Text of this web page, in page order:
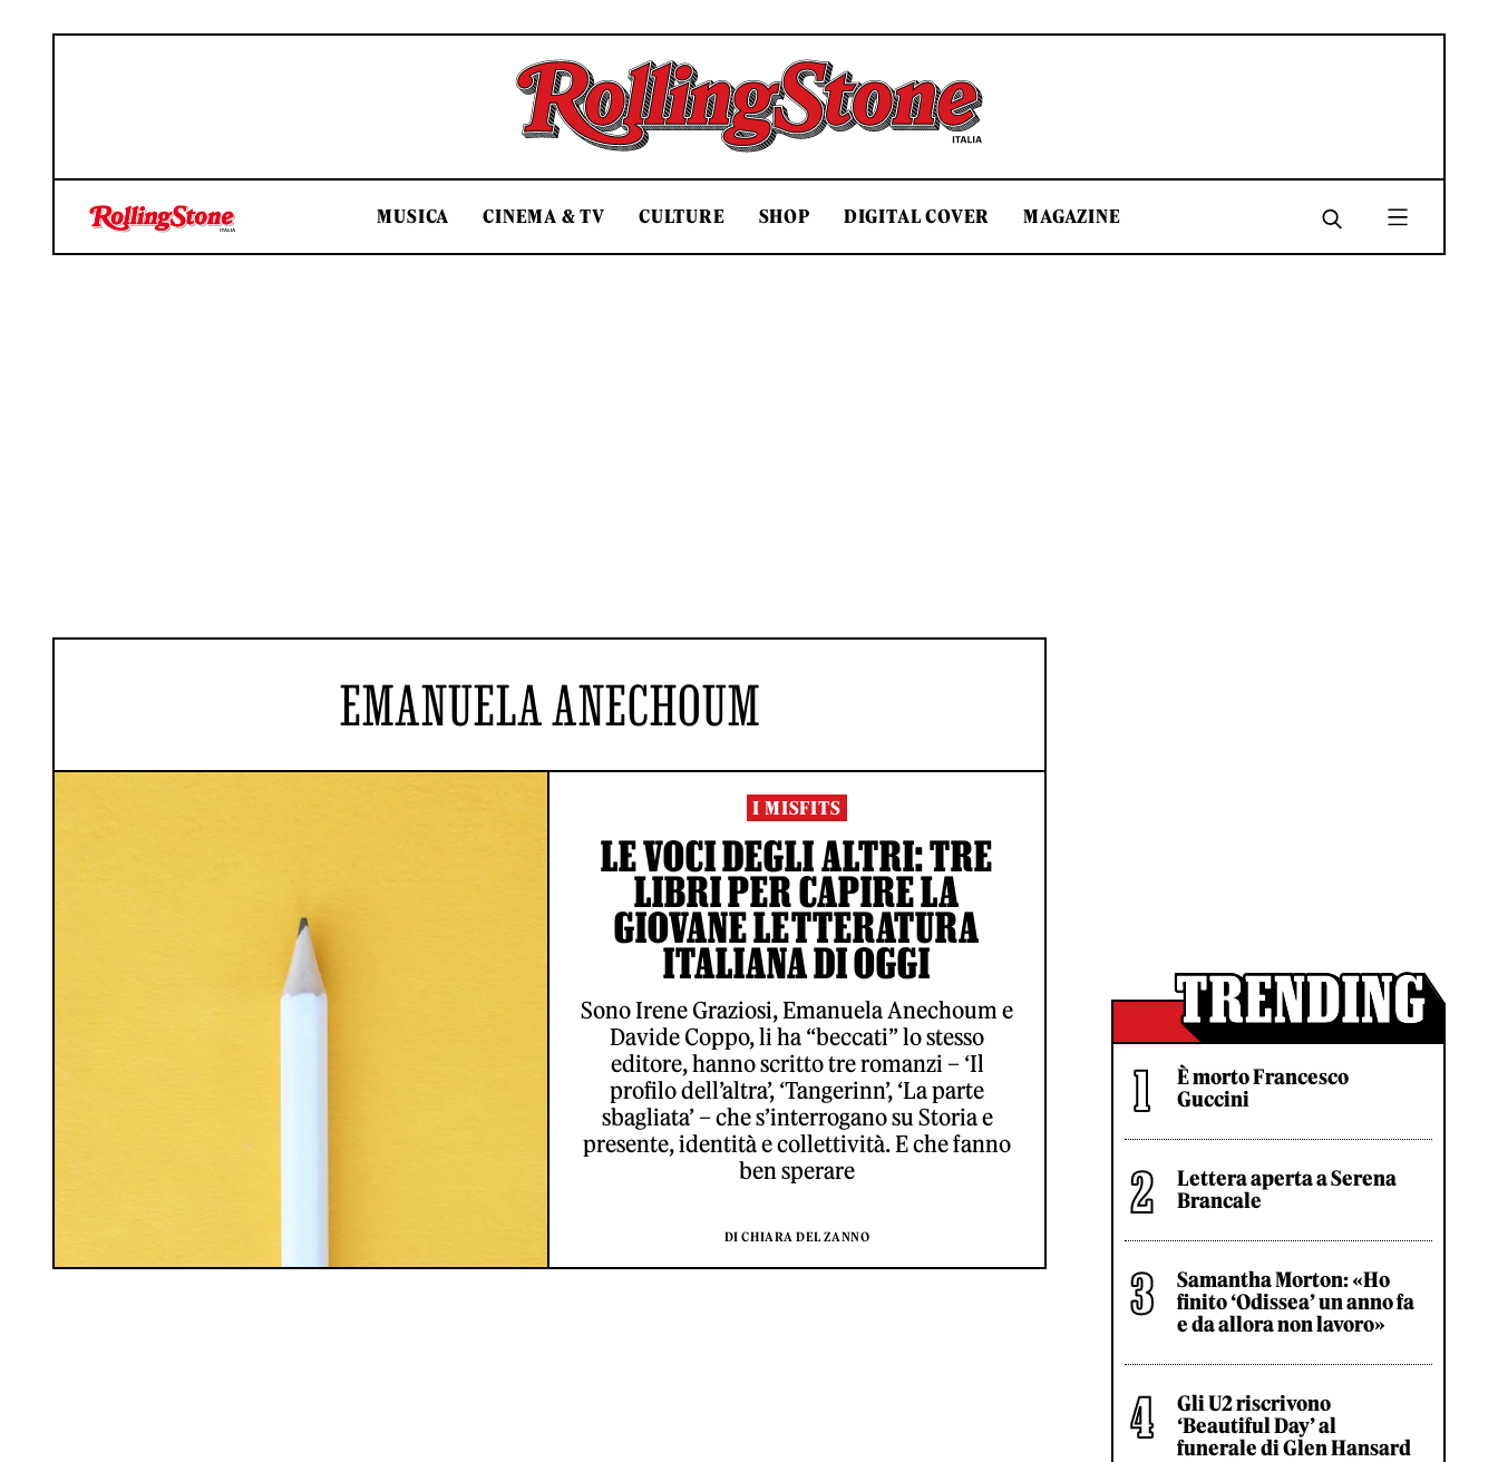
Rolling Stone Italia
MUSICA CINEMA & TV CULTURE SHOP DIGITAL COVER MAGAZINE
EMANUELA ANECHOUM
I MISFITS
LE VOCI DEGLI ALTRI: TRE
LIBRI PER CAPIRE LA
GIOVANE LETTERATURA
ITALIANA DI OGGI
Sono Irene Graziosi, Emanuela Anechoum e
Davide Coppo, li ha “beccati” lo stesso
editore, hanno scritto tre romanzi – ‘Il
profilo dell’altra’, ‘Tangerinn’, ‘La parte
sbagliata’ – che s’interrogano su Storia e
presente, identità e collettività. E che fanno
ben sperare
DI CHIARA DEL ZANNO
È morto Francesco
Guccini
Lettera aperta a Serena
Brancale
Samantha Morton: «Ho
finito ‘Odissea’ un anno fa
e da allora non lavoro»
Gli U2 riscrivono
‘Beautiful Day’ al
funerale di Glen Hansard